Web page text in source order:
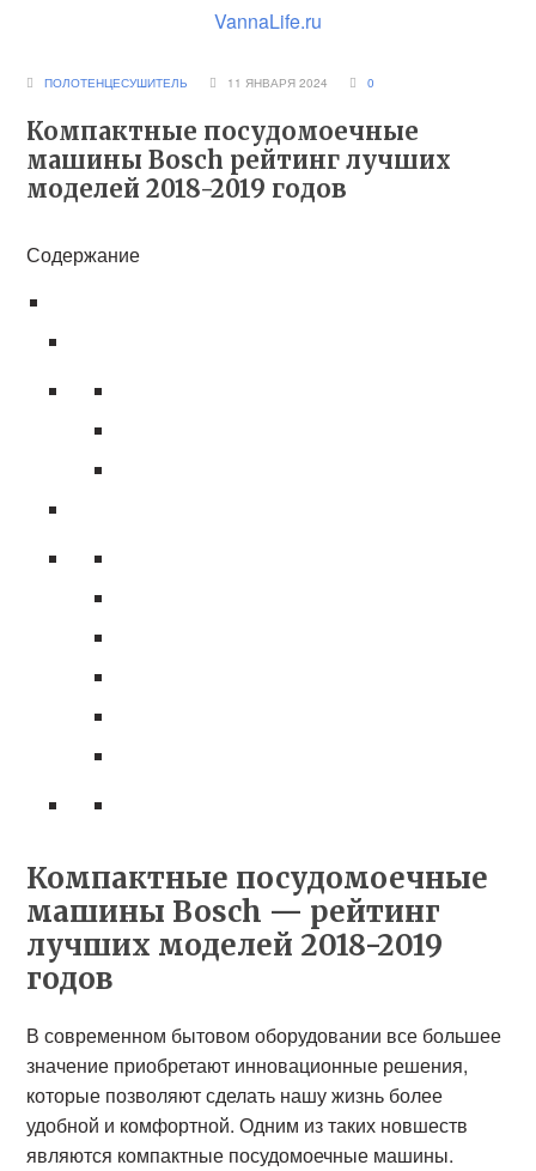
VannaLife.ru
ПОЛОТЕНЦЕСУШИТЕЛЬ 11 ЯНВАРЯ 2024 0
Компактные посудомоечные
машины Bosch рейтинг лучших
моделей 2018-2019 годов
Содержание
Компактные посудомоечные
машины Bosch — рейтинг
лучших моделей 2018-2019
годов
В современном бытовом оборудовании все большее
значение приобретают инновационные решения,
которые позволяют сделать нашу жизнь более
удобной и комфортной. Одним из таких новшеств
являются компактные посудомоечные машины.